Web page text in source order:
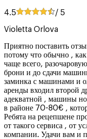
4.5 / 5
Violetta Orlova
Приятно поставить
потому что обычно ,
чаще всего,
брони и до сдачи
заминка с машинами и
аренды входил второй
адекватной , машины
в районе 70-80€ ,
Ребята на рецепшене
от такого сервиса , от
компании. Удачи вам и